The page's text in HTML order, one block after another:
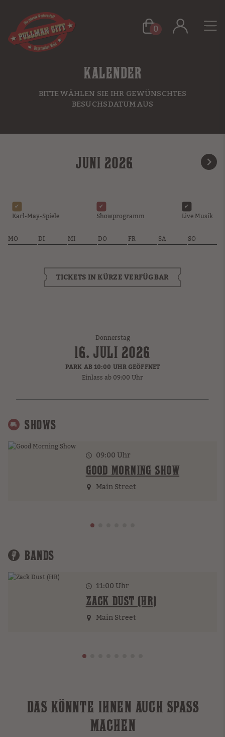
0
KALENDER
BITTE WÄHLEN SIE IHR GEWÜNSCHTES
BESUCHSDATUM AUS
JUNI 2026
Karl-May-Spiele Showprogramm
Live Musik
MO
DI MI DO FR SA SO
TICKETS IN KÜRZE VERFÜGBAR
Donnerstag
16. JULI 2026
PARK AB 10:00 UHR GEÖFFNET
Einlass ab 09:00 Uhr
SHOWS
09:00Uhr
GOOD MORNING SHOW
Main Street
BANDS
11:00 Uhr
ZACK DUST (HR)
Main Street
DAS KÖNNTE IHNEN AUCH SPASS M
ACHEN